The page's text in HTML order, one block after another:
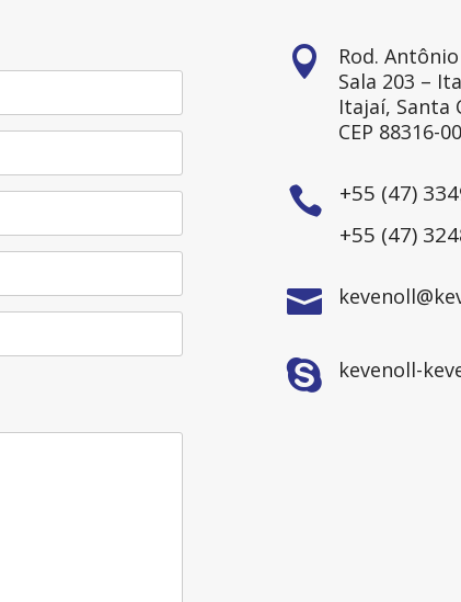

Rod.
Sala 203 –
Itajaí, Santa
CEP 88316-

+55 (47)
+55 (47)

 kevenoll-